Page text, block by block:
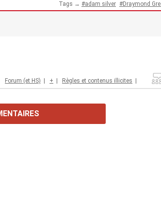
Tags → adam silver Draymond
Forum (et HS) + Règles et contenus illicites